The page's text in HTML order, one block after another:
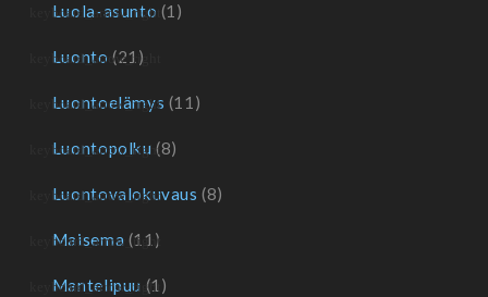
Luola-asunto (1)
Luonto (21)
Luontoelämys (11)
Luontopolku (8)
Luontovalokuvaus (8)
Maisema (11)
Mantelipuu (1)